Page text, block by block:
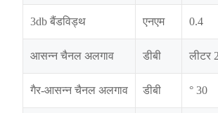
3db बैंडविड्थ एनएम 0.4
आसन्न चैनल अलगाव डीबी लीटर
गैर-आसन्न चैनल अलगाव डीबी ° 30